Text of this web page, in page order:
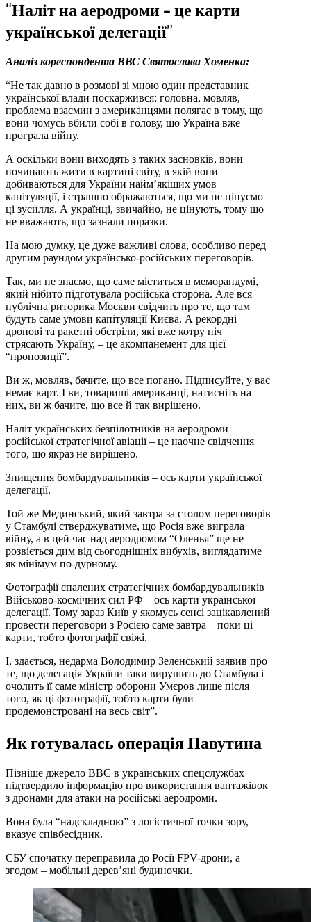
“Наліт на аеродроми – це карти
української делегації”
Аналіз кореспондента ВВС Святослава Хоменка:
“Не так давно в розмові зі мною один представник
української влади поскаржився: головна, мовляв,
проблема взаємин з американцями полягає в тому, що
вони чомусь вбили собі в голову, що Україна вже
програла війну.
А оскільки вони виходять з таких засновків, вони
починають жити в картині світу, в якій вони
добиваються для України найм’якіших умов
капітуляції, і страшно ображаються, що ми не цінуємо
ці зусилля. А українці, звичайно, не цінують, тому що
не вважають, що зазнали поразки.
На мою думку, це дуже важливі слова, особливо перед
другим раундом українсько-російських переговорів.
Так, ми не знаємо, що саме міститься в меморандумі,
який нібито підготувала російська сторона. Але вся
публічна риторика Москви свідчить про те, що там
будуть саме умови капітуляції Києва. А рекордні
дронові та ракетні обстріли, які вже котру ніч
стрясають Україну, – це акомпанемент для цієї
“пропозиції”.
Ви ж, мовляв, бачите, що все погано. Підписуйте, у вас
немає карт. І ви, товариші американці, натисніть на
них, ви ж бачите, що все й так вирішено.
Наліт українських безпілотників на аеродроми
російської стратегічної авіації – це наочне свідчення
того, що якраз не вирішено.
Знищення бомбардувальників – ось карти української
делегації.
Той же Мединський, який завтра за столом переговорів
у Стамбулі стверджуватиме, що Росія вже виграла
війну, а в цей час над аеродромом “Оленья” ще не
розвіється дим від сьогоднішніх вибухів, виглядатиме
як мінімум по-дурному.
Фотографії спалених стратегічних бомбардувальників
Військово-космічних сил РФ – ось карти української
делегації. Тому зараз Київ у якомусь сенсі зацікавлений
провести переговори з Росією саме завтра – поки ці
карти, тобто фотографії свіжі.
І, здається, недарма Володимир Зеленський заявив про
те, що делегація України таки вирушить до Стамбула і
очолить її саме міністр оборони Умєров лише після
того, як ці фотографії, тобто карти були
продемонстровані на весь світ”.
Як готувалась операція Павутина
Пізніше джерело ВВС в українських спецслужбах
підтвердило інформацію про використання вантажівок
з дронами для атаки на російські аеродроми.
Вона була “надскладною” з логістичної точки зору,
вказує співбесідник.
СБУ спочатку переправила до Росії FPV-дрони, а
згодом – мобільні деревʼяні будиночки.